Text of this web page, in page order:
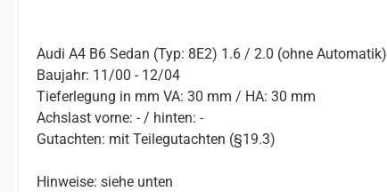
Audi A4 B6 Sedan (Typ: 8E2) 1.6 / 2.0 (ohne Automatik)
Baujahr: 11/00 - 12/04
Tieferlegung in mm VA: 30 mm / HA: 30 mm
Achslast vorne: - / hinten: -
Gutachten: mit Teilegutachten (§19.3)
Hinweise: siehe unten